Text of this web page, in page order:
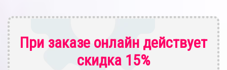
При заказе онлайн действует
скидка 15%